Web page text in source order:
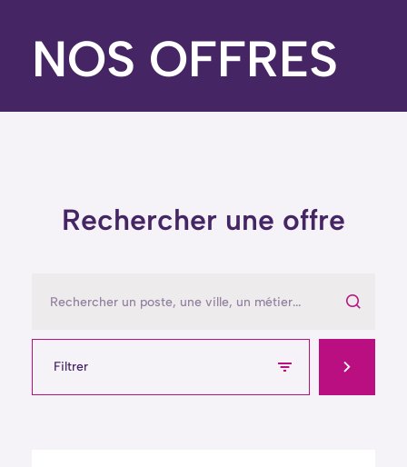
NOS OFFRES
Rechercher une offre
Filtrer